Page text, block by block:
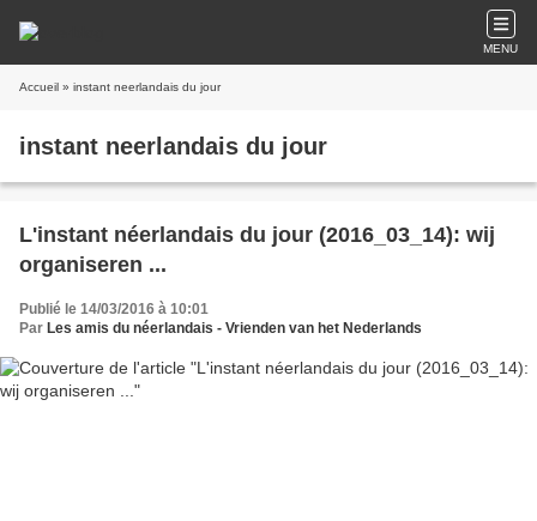
MENU
Accueil » instant neerlandais du jour
instant neerlandais du jour
L'instant néerlandais du jour (2016_03_14): wij
organiseren ...
Publié le 14/03/2016 à 10:01
Par Les amis du néerlandais - Vrienden van het Nederlands